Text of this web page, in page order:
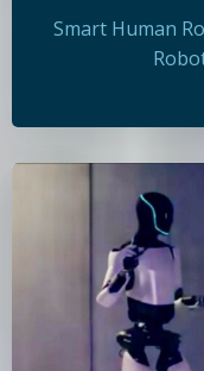
Smart Human